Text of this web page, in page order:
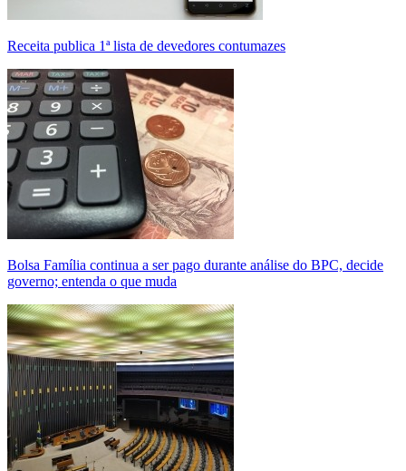
Receita publica 1ª lista de devedores contumazes
Bolsa Família continua a ser pago durante análise do BPC, decide
governo; entenda o que muda